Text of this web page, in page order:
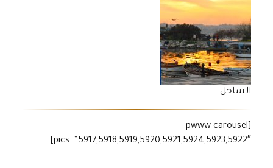
الساحل
[pwww-carousel
pics=”5917,5918,5919,5920,5921,5924,5923,5922″]